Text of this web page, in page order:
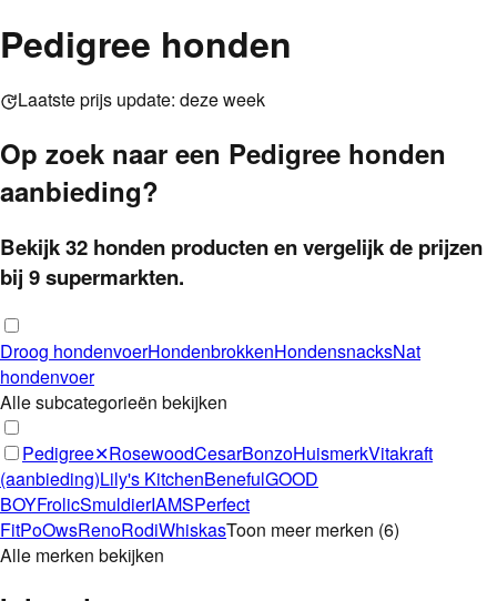
Pedigree honden
Laatste prijs update: deze week
Op zoek naar een Pedigree honden
aanbieding?
Bekijk32 honden productenen vergelijk de prijzen
bij 9supermarkten.
Droog hondenvoerHondenbrokkenHondensnacksNat
hondenvoer
Alle subcategorieën bekijken
Pedigree✕RosewoodCesarBonzoHuismerkVitakraft
(aanbieding)Lily's KitchenBenefulGOOD
BOYFrolicSmuldierIAMSPerfect
FitPoOwsRenoRodiWhiskasToon meer merken (6)
Alle merken bekijken